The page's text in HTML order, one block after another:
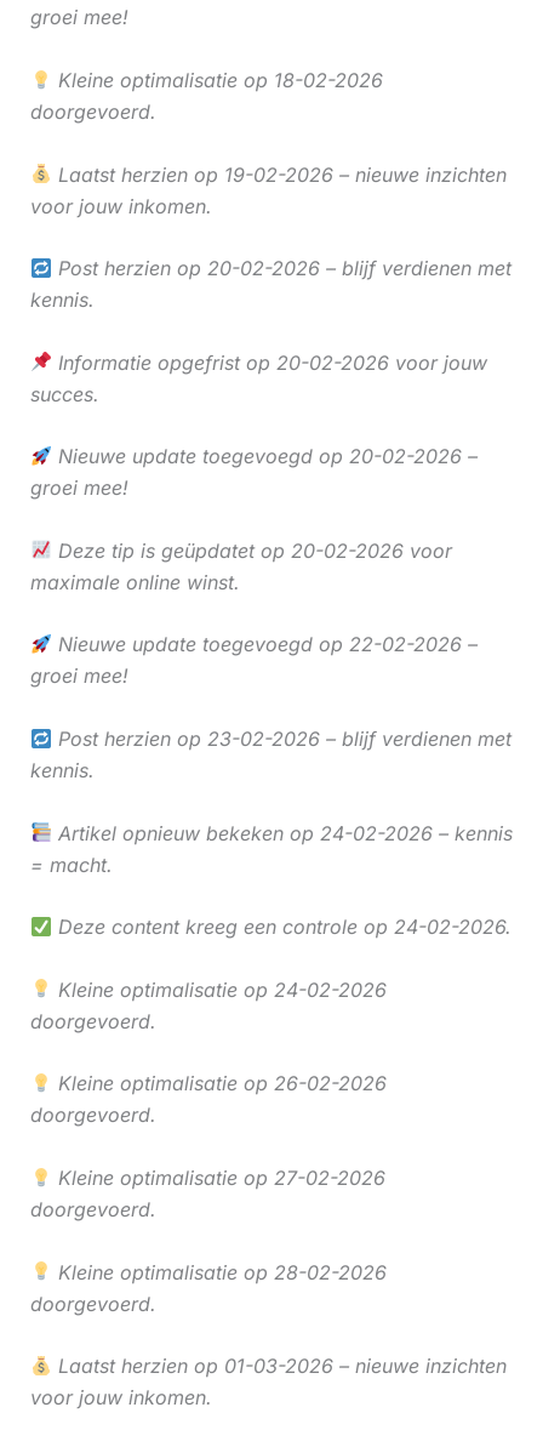
groei mee!
Kleine optimalisatie op 18-02-2026
doorgevoerd.
Laatst herzien op 19-02-2026 – nieuwe inzichten
voor jouw inkomen.
Post herzien op 20-02-2026 – blijf verdienen met
kennis.
Informatie opgefrist op 20-02-2026 voor jouw
succes.
Nieuwe update toegevoegd op 20-02-2026 –
groei mee!
Deze tip is geüpdatet op 20-02-2026 voor
maximale online winst.
Nieuwe update toegevoegd op 22-02-2026 –
groei mee!
Post herzien op 23-02-2026 – blijf verdienen met
kennis.
Artikel opnieuw bekeken op 24-02-2026 – kennis
= macht.
Deze content kreeg een controle op 24-02-2026.
Kleine optimalisatie op 24-02-2026
doorgevoerd.
Kleine optimalisatie op 26-02-2026
doorgevoerd.
Kleine optimalisatie op 27-02-2026
doorgevoerd.
Kleine optimalisatie op 28-02-2026
doorgevoerd.
Laatst herzien op 01-03-2026 – nieuwe inzichten
voor jouw inkomen.